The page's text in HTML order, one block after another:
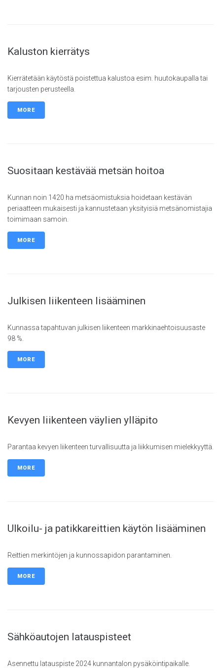
Kaluston kierrätys
Kierrätetään käytöstä poistettua kalustoa esim. huutokaupalla tai
tarjousten perusteella.
MORE
Suositaan kestävää metsän hoitoa
Kunnan noin 1420 ha metsäomistuksia hoidetaan kestävän
periaatteen mukaisesti ja kannustetaan yksityisiä metsänomistajia
toimimaan samoin.
MORE
Julkisen liikenteen lisääminen
Kunnassa tapahtuvan julkisen liikenteen markkinaehtoisuusaste
98 %.
MORE
Kevyen liikenteen väylien ylläpito
Parantaa kevyen liikenteen turvallisuutta ja liikkumisen mielekkyyttä.
MORE
Ulkoilu- ja patikkareittien käytön lisääminen
Reittien merkintöjen ja kunnossapidon parantaminen.
MORE
Sähköautojen latauspisteet
Asennettu latauspiste 2024 kunnantalon pysäköintipaikalle.